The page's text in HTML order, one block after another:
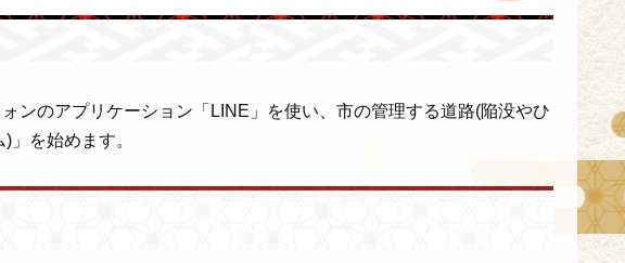
ンのアプリケーション「LINE」を使い、市の管理する道路(陥没やひ
」を始めます。